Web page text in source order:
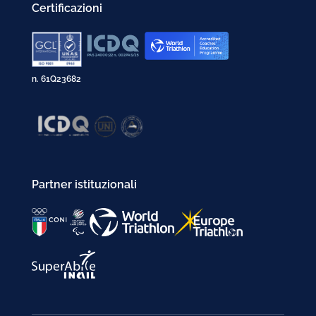
Certificazioni
n. 61Q23682
Partner istituzionali